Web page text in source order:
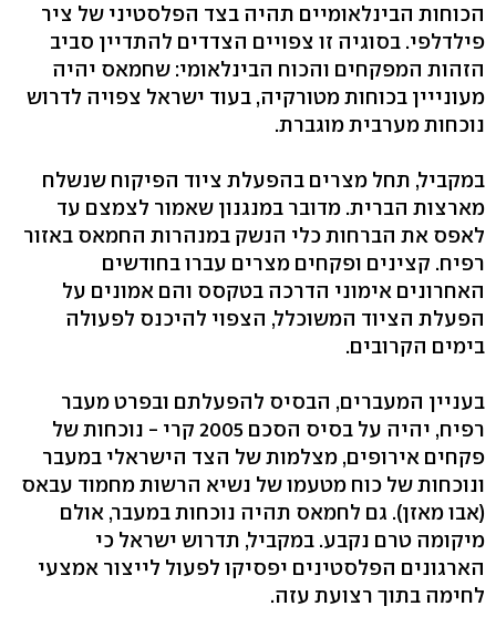
הכוחות הבינלאומיים תהיה בצד הפלסטיני של ציר
פילדלפי. בסוגיה זו צפויים הצדדים להתדיין סביב
הזהות המפקחים והכוח הבינלאומי: שחמאס יהיה
מעונייין בכוחות מטורקיה, בעוד ישראל צפויה לדרוש
נוכחות מערבית מוגברת.
במקביל, תחל מצרים בהפעלת ציוד הפיקוח שנשלח
מארצות הברית. מדובר במנגנון שאמור לצמצם עד
לאפס את הברחות כלי הנשק במנהרות החמאס באזור
רפיח. קצינים ופקחים מצרים עברו בחודשים
האחרונים אימוני הדרכה בטקסס והם אמונים על
הפעלת הציוד המשוכלל, הצפוי להיכנס לפעולה
בימים הקרובים.
בעניין המעברים, הבסיס להפעלתם ובפרט מעבר
רפיח, יהיה על בסיס הסכם 2005 קרי - נוכחות של
פקחים אירופים, מצלמות של הצד הישראלי במעבר
ונוכחות של כוח מטעמו של נשיא הרשות מחמוד עבאס
(אבו מאזן). גם לחמאס תהיה נוכחות במעבר, אולם
מיקומה טרם נקבע. במקביל, תדרוש ישראל כי
הארגונים הפלסטינים יפסיקו לפעול לייצור אמצעי
לחימה בתוך רצועת עזה.